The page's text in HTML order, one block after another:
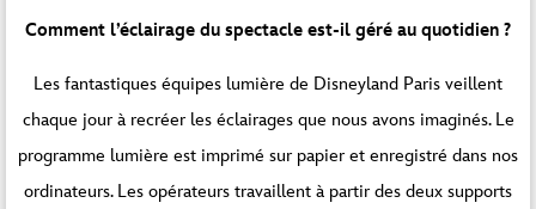
Comment l’éclairage du spectacle est-il géré au quotidien ?
Les fantastiques équipes lumière de Disneyland Paris veillent
chaque jour à recréer les éclairages que nous avons imaginés. Le
programme lumière est imprimé sur papier et enregistré dans nos
ordinateurs. Les opérateurs travaillent à partir des deux supports